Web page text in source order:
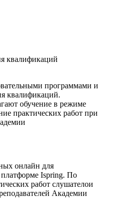
квалификаций
программами и
квалификаций.
обучение в режиме
практических работ при
онлайн для
платформе Ispring. По
работ слушателои
Академии